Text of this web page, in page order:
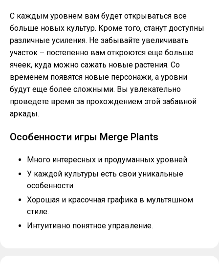
С каждым уровнем вам будет открываться все
больше новых культур. Кроме того, станут доступны
различные усиления. Не забывайте увеличивать
участок – постепенно вам откроются еще больше
ячеек, куда можно сажать новые растения. Со
временем появятся новые персонажи, а уровни
будут еще более сложными. Вы увлекательно
проведете время за прохождением этой забавной
аркады.
Особенности игры Merge Plants
Много интересных и продуманных уровней.
У каждой культуры есть свои уникальные
особенности.
Хорошая и красочная графика в мультяшном
стиле.
Интуитивно понятное управление.